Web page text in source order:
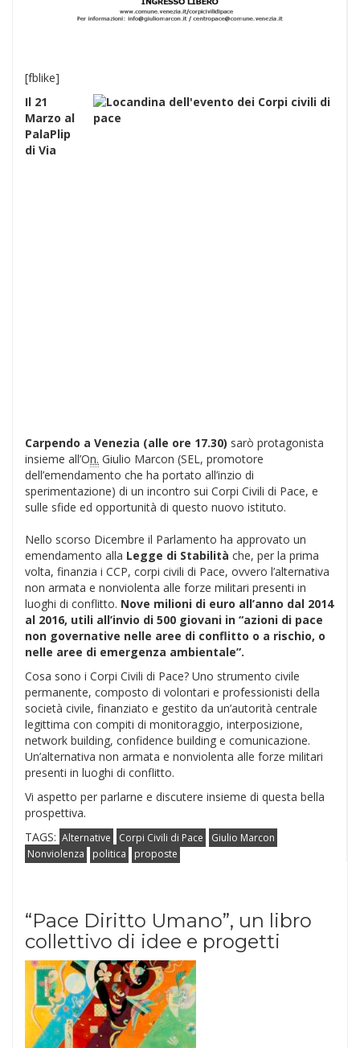
[fblike]
Il 21
Marzo al
PalaPlip
di Via
Carpendo a Venezia (alle ore 17.30) sarò protagonista
insieme all’On. Giulio Marcon (SEL, promotore
dell’emendamento che ha portato all’inzio di
sperimentazione) di un incontro sui Corpi Civili di Pace, e
sulle sfide ed opportunità di questo nuovo istituto.
Nello scorso Dicembre il Parlamento ha approvato un
emendamento alla Legge di Stabilità che, per la prima
volta, finanzia i CCP, corpi civili di Pace, ovvero l’alternativa
non armata e nonviolenta alle forze militari presenti in
luoghi di conflitto. Nove milioni di euro all’anno dal 2014
al 2016, utili all’invio di 500 giovani in “azioni di pace
non governative nelle aree di conflitto o a rischio, o
nelle aree di emergenza ambientale”.
Cosa sono i Corpi Civili di Pace? Uno strumento civile
permanente, composto di volontari e professionisti della
società civile, finanziato e gestito da un’autorità centrale
legittima con compiti di monitoraggio, interposizione,
network building, confidence building e comunicazione.
Un’alternativa non armata e nonviolenta alle forze militari
presenti in luoghi di conflitto.
Vi aspetto per parlarne e discutere insieme di questa bella
prospettiva.
TAGS: Alternative Corpi Civili di Pace
Giulio Marcon
Nonviolenza
politica proposte
“Pace Diritto Umano”, un libro
collettivo di idee e progetti